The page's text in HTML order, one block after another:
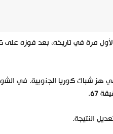
شباك كوريا الجنوبية. في الشوط
النتيجة.